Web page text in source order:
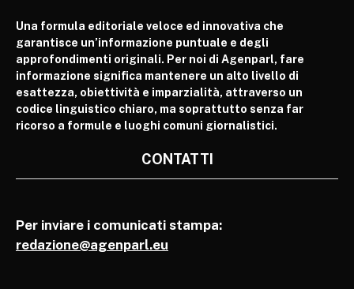
Una formula editoriale veloce ed innovativa che
garantisce un’informazione puntuale e degli
approfondimenti originali. Per noi di Agenparl, fare
informazione significa mantenere un alto livello di
esattezza, obiettività e imparzialità, attraverso un
codice linguistico chiaro, ma soprattutto senza far
ricorso a formule e luoghi comuni giornalistici.
CONTATTI
Per inviare i comunicati stampa:
redazione@agenparl.eu